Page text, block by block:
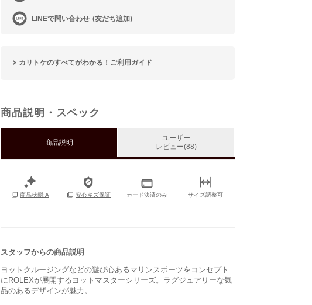
LINEで問い合わせ (友だち追加)
カリトケのすべてがわかる！ご利用ガイド
商品説明・スペック
商品説明
ユーザー
レビュー(88)
商品状態:A 安心キズ保証 カード決済のみ サイズ調整可
スタッフからの商品説明
ヨットクルージングなどの遊び心あるマリンスポーツをコンセプト
にROLEXが展開するヨットマスターシリーズ。ラグジュアリーな気
品のあるデザインが魅力。